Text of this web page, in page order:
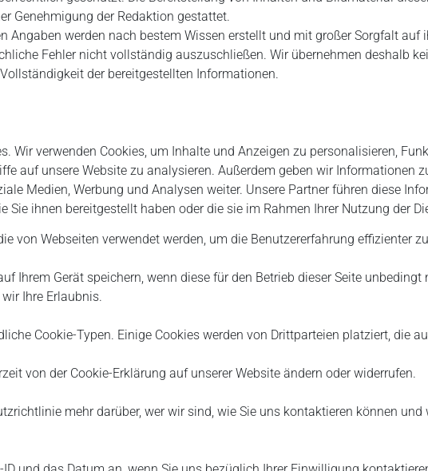
Genehmigung der Redaktion gestattet.
Angaben werden nach bestem Wissen erstellt und mit großer Sorgfalt auf
Fehler nicht vollständig auszuschließen. Wir übernehmen deshalb
der bereitgestellten Informationen.
Wir verwenden Cookies, um Inhalte und Anzeigen zu personalisieren,
auf unsere Website zu analysieren. Außerdem geben wir Informationen
Medien, Werbung und Analysen weiter. Unsere Partner führen diese
Sie ihnen bereitgestellt haben oder die sie im Rahmen Ihrer Nutzung der
von Webseiten verwendet werden, um die Benutzererfahrung effizienter
Ihrem Gerät speichern, wenn diese für den Betrieb dieser Seite
Ihre Erlaubnis.
Cookie-Typen. Einige Cookies werden von Drittparteien platziert, die
von der Cookie-Erklärung auf unserer Website ändern oder widerrufen.
mehr darüber, wer wir sind, wie Sie uns kontaktieren können